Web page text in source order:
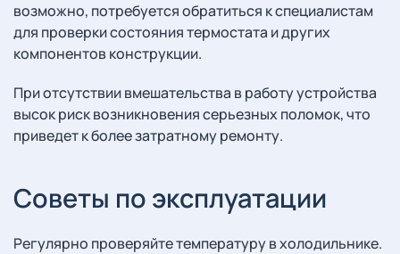
возможно, потребуется обратиться к специалистам
для проверки состояния термостата и других
компонентов конструкции.
При отсутствии вмешательства в работу устройства
высок риск возникновения серьезных поломок, что
приведет к более затратному ремонту.
Советы по эксплуатации
Регулярно проверяйте температуру в холодильнике.